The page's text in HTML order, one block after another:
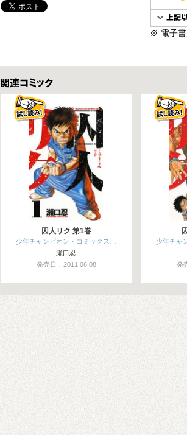
※ 電子書
関連コミックス
囚人リク 第1巻
少年チャンピオン・コミックス…
瀬口忍
発売日：2011.06.08
少年チャ
発